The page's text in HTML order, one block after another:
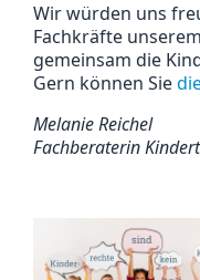
Wir würden uns
Fachkräfte
gemeinsam die
Gern können Sie
Melanie Reichel
Fachberaterin